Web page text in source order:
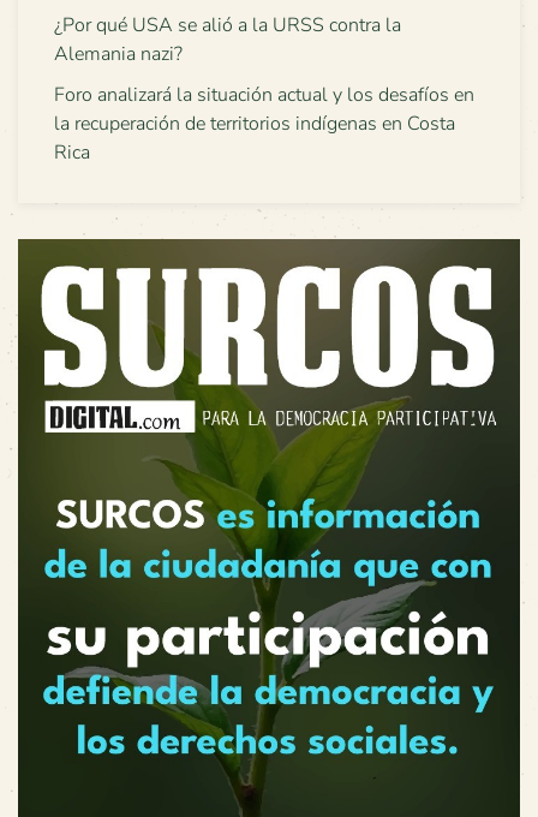
¿Por qué USA se alió a la URSS contra la
Alemania nazi?
Foro analizará la situación actual y los desafíos en
la recuperación de territorios indígenas en Costa
Rica